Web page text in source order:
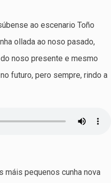
ao escenario Toño
ollada ao noso pasado,
noso presente e mesmo
futuro, pero sempre, rindo a
máis pequenos cunha nova